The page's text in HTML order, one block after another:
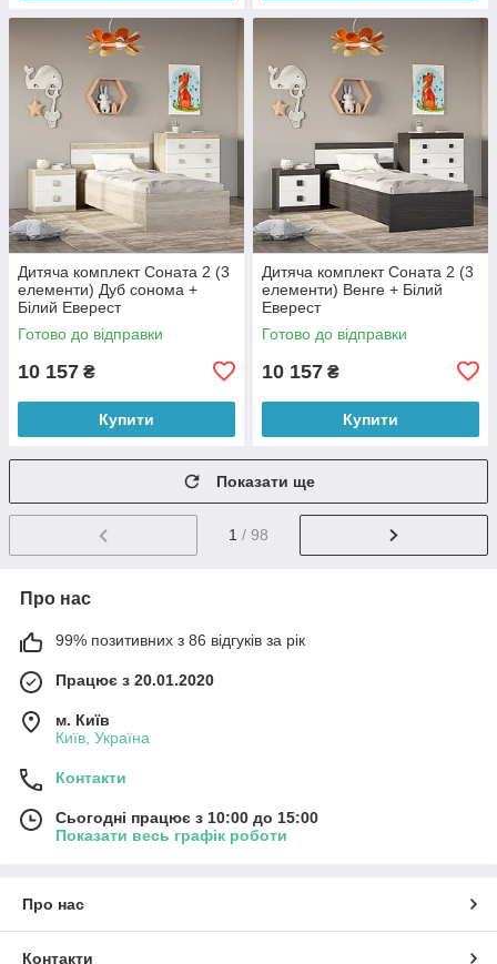
Дитяча комплект Соната 2 (3
елементи) Дуб сонома +
Білий Еверест
Готово до відправки
10 157 ₴
Купити
Дитяча комплект Соната 2 (3
елементи) Венге + Білий
Еверест
Готово до відправки
10 157 ₴
Купити
Показати ще
1 / 98
Про нас
99% позитивних з 86 відгуків за рік
Працює з 20.01.2020
м. Київ
Київ, Україна
Контакти
Сьогодні працює з 10:00 до 15:00
Показати весь графік роботи
Про нас
Контакти